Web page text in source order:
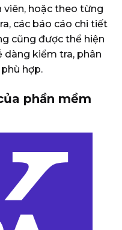
hoặc theo từng
các báo cáo chi tiết
cũng được thể hiện
dàng kiểm tra, phân
hợp.
phần mềm